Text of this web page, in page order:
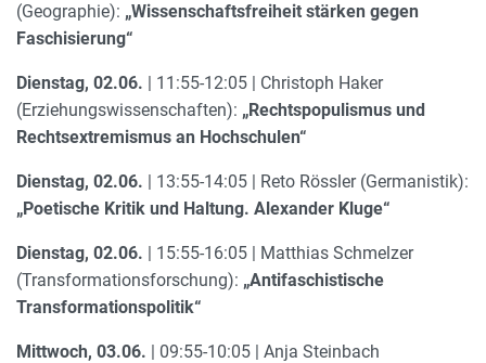
(Geographie): „Wissenschaftsfreiheit stärken gegen
Faschisierung“
Dienstag, 02.06. | 11:55-12:05 | Christoph Haker
(Erziehungswissenschaften): „Rechtspopulismus und
Rechtsextremismus an Hochschulen“
Dienstag, 02.06. | 13:55-14:05 | Reto Rössler (Germanistik):
„Poetische Kritik und Haltung. Alexander Kluge“
Dienstag, 02.06. | 15:55-16:05 | Matthias Schmelzer
(Transformationsforschung): „Antifaschistische
Transformationspolitik“
Mittwoch, 03.06. | 09:55-10:05 | Anja Steinbach